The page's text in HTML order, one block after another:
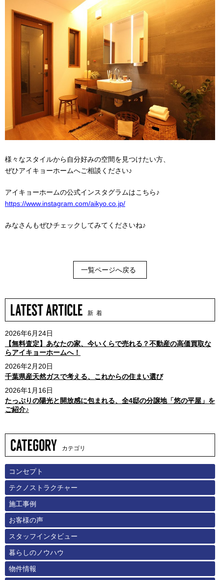
様々なスタイルから自分好みの空間を見つけたい方、
ぜひアイキョーホームへご相談ください♪
アイキョーホームの公式インスタグラムはこちら♪
https://www.instagram.com/aikyo.co.jp/
みなさんもぜひチェックしてみてくださいね♪
一覧ページへ戻る
新 着
2026年6月24日
【無料査定】あなたの家、今いくらで売れる？不動産の高価買取な
らアイキョーホームへ！
2026年2月20日
千葉県産天然ガスで考える、これからの住まい選び
2026年1月16日
たっぷりの陽光と開放感に包まれる、全4邸の分譲地「悠の平屋」を
ご紹介♪
カテゴリ
コンセプト
テクノストラクチャー
施工事例
お客様の声
スタッフインタビュー
暮らしのノウハウ
物件情報